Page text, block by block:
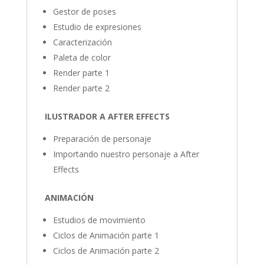
Gestor de poses
Estudio de expresiones
Caracterización
Paleta de color
Render parte 1
Render parte 2
ILUSTRADOR A AFTER EFFECTS
Preparación de personaje
Importando nuestro personaje a After
Effects
ANIMACIÓN
Estudios de movimiento
Ciclos de Animación parte 1
Ciclos de Animación parte 2